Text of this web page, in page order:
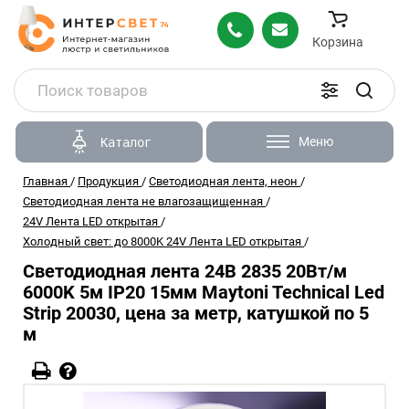
Корзина
Каталог Меню
Главная / Продукция / Светодиодная лента, неон /
Светодиодная лента не влагозащищенная /
24V Лента LED открытая /
Холодный свет: до 8000K 24V Лента LED открытая /
Светодиодная лента 24В 2835 20Вт/м
6000K 5м IP20 15мм Maytoni Technical Led
Strip 20030, цена за метр, катушкой по 5
м